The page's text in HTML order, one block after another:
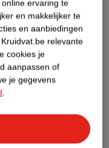
geen Nature
ervaring te
en makkelijker te
en aanbiedingen
relevante
cookies je
aanpassen of
je gegevens
.